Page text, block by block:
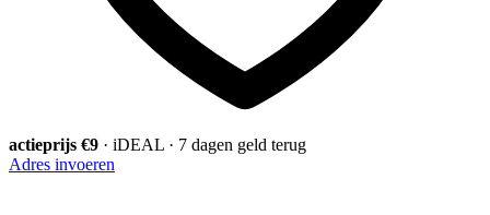
actieprijs €9 · iDEAL · 7 dagen geld terug
Adres invoeren